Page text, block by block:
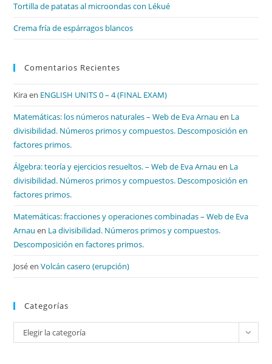
Tortilla de patatas al microondas con Lékué
Crema fría de espárragos blancos
Comentarios Recientes
Kiraen ENGLISH UNITS 0 – 4 (FINAL EXAM)
Matemáticas: los números naturales – Web de Eva Arnau en La
divisibilidad. Números primos y compuestos. Descomposición en
factores primos.
Álgebra: teoría y ejercicios resueltos. – Web de Eva Arnau en La
divisibilidad. Números primos y compuestos. Descomposición en
factores primos.
Matemáticas: fracciones y operaciones combinadas – Web de Eva
Arnau en La divisibilidad. Números primos y compuestos.
Descomposición en factores primos.
JoséenVolcán casero (erupción)
Categorías
Categorías
Elegir la categoría